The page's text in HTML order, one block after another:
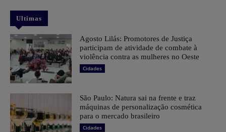
Ultimas
Agosto Lilás: Promotores de Justiça
participam de atividade de combate à
violência contra as mulheres no Oeste
Cidades
São Paulo: Natura sai na frente e traz
máquinas de personalização cosmética
para o mercado brasileiro
Cidades